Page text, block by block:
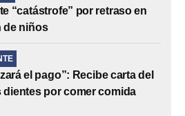
“catástrofe” por retraso en
de niños
el pago”: Recibe carta del
dientes por comer comida